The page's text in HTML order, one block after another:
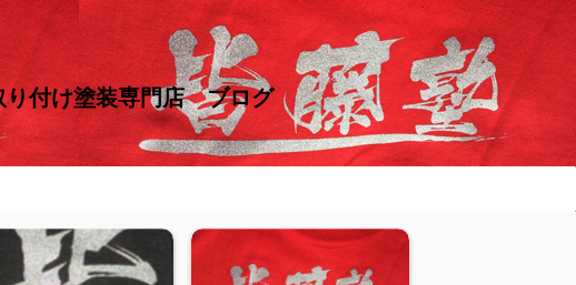
付け塗装専門店 ブログ